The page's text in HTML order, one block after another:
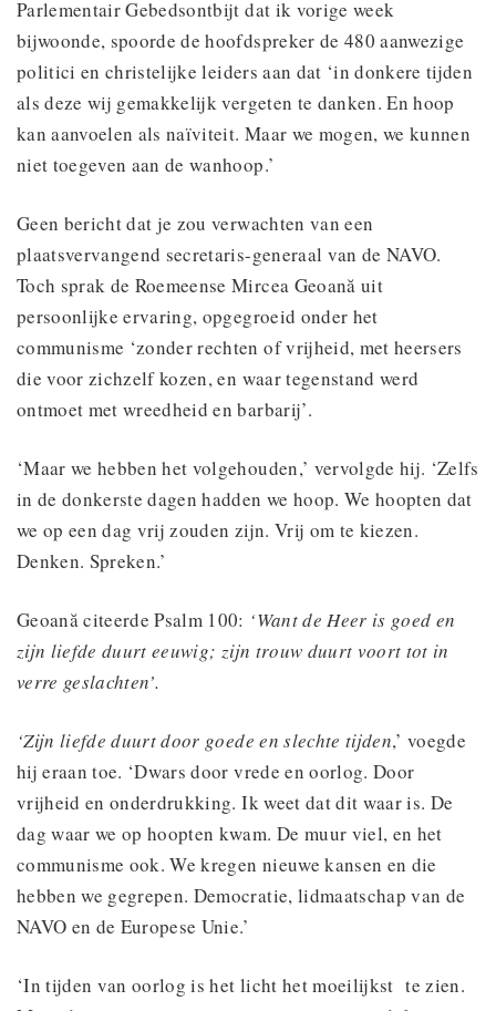
Parlementair Gebedsontbijt dat ik vorige week
bijwoonde, spoorde de hoofdspreker de 480 aanwezige
politici en christelijke leiders aan dat ‘in donkere tijden
als deze wij gemakkelijk vergeten te danken. En hoop
kan aanvoelen als naïviteit. Maar we mogen, we kunnen
niet toegeven aan de wanhoop.’
Geen bericht dat je zou verwachten van een
plaatsvervangend secretaris-generaal van de NAVO.
Toch sprak de Roemeense Mircea Geoană uit
persoonlijke ervaring, opgegroeid onder het
communisme ‘zonder rechten of vrijheid, met heersers
die voor zichzelf kozen, en waar tegenstand werd
ontmoet met wreedheid en barbarij’.
‘Maar we hebben het volgehouden,’ vervolgde hij. ‘Zelfs
in de donkerste dagen hadden we hoop. We hoopten dat
we op een dag vrij zouden zijn. Vrij om te kiezen.
Denken. Spreken.’
Geoană citeerde Psalm 100: ‘Want de Heer is goed en
zijn liefde duurt eeuwig; zijn trouw duurt voort tot in
verre geslachten’.
‘Zijn liefde duurt door goede en slechte tijden,’ voegde
hij eraan toe. ‘Dwars door vrede en oorlog. Door
vrijheid en onderdrukking. Ik weet dat dit waar is. De
dag waar we op hoopten kwam. De muur viel, en het
communisme ook. We kregen nieuwe kansen en die
hebben we gegrepen. Democratie, lidmaatschap van de
NAVO en de Europese Unie.’
‘In tijden van oorlog is het licht het moeilijkst te zien.